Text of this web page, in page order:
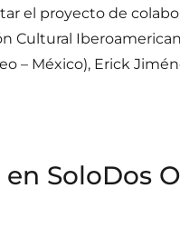
el proyecto de
Cultural
– México), Erick
SoloDos